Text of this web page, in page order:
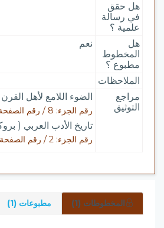
هل حقق
في رسالة
علمية ؟
هل
المخطوط
مطبوع ؟
نعم
الملاحظات
مراجع
التوثيق
الضوء اللامع لأهل القرن
رقم الجزء: 8 / رقم الصفحة: 236
تاريخ الأدب العربي (
رقم الجزء: 2 / رقم الصفحة: 137
المخطوطات (1) مطبوعات (1)